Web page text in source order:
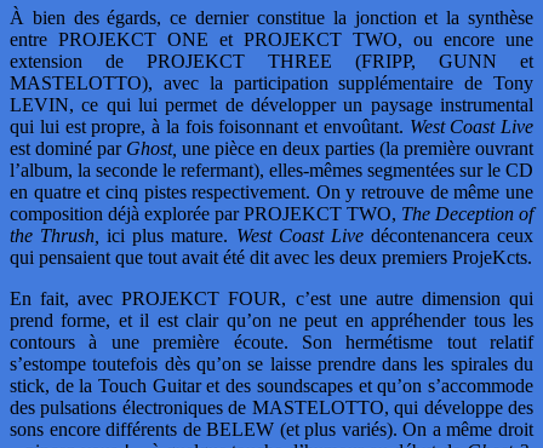
À bien des égards, ce dernier constitue la jonction et la synthèse
entre PROJEKCT ONE et PROJEKCT TWO, ou encore une
extension de PROJEKCT THREE (FRIPP, GUNN et
MASTELOTTO), avec la participation supplémentaire de Tony
LEVIN, ce qui lui permet de développer un paysage instrumental
qui lui est propre, à la fois foisonnant et envoûtant. West Coast Live
est dominé par Ghost, une pièce en deux parties (la première ouvrant
l’album, la seconde le refermant), elles-mêmes segmentées sur le CD
en quatre et cinq pistes respectivement. On y retrouve de même une
composition déjà explorée par PROJEKCT TWO, The Deception of
the Thrush, ici plus mature. West Coast Livedécontenancera ceux
qui pensaient que tout avait été dit avec les deux premiers ProjeKcts.
En fait, avec PROJEKCT FOUR, c’est une autre dimension qui
prend forme, et il est clair qu’on ne peut en appréhender tous les
contours à une première écoute. Son hermétisme tout relatif
s’estompe toutefois dès qu’on se laisse prendre dans les spirales du
stick, de la Touch Guitar et des soundscapes et qu’on s’accommode
des pulsations électroniques de MASTELOTTO, qui développe des
sons encore différents de BELEW (et plus variés). On a même droit